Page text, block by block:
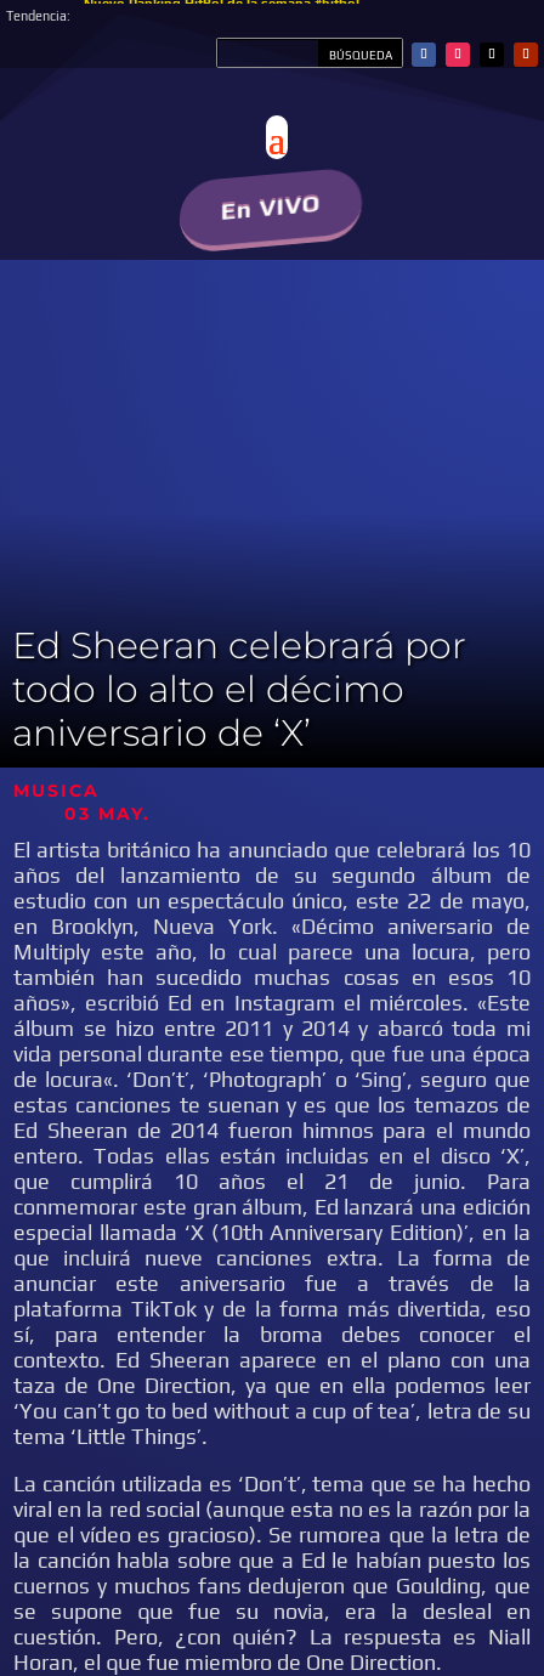
Tendencia:
Nuevo Ranking HitBol de la semana #hitbol
En VIVO
Ed Sheeran celebrará por
todo lo alto el décimo
aniversario de ‘X’
MUSICA
03 MAY.
El artista británico ha anunciado que celebrará los 10
años del lanzamiento de su segundo álbum de
estudio con un espectáculo único, este 22 de mayo,
en Brooklyn, Nueva York. «Décimo aniversario de
Multiply este año, lo cual parece una locura, pero
también han sucedido muchas cosas en esos 10
años», escribió Ed en Instagram el miércoles. «Este
álbum se hizo entre 2011 y 2014 y abarcó toda mi
vida personal durante ese tiempo, que fue una época
de locura«. ‘Don’t’, ‘Photograph’ o ‘Sing’, seguro que
estas canciones te suenan y es que los temazos de
Ed Sheeran de 2014 fueron himnos para el mundo
entero. Todas ellas están incluidas en el disco ‘X’,
que cumplirá 10 años el 21 de junio. Para
conmemorar este gran álbum, Ed lanzará una edición
especial llamada ‘X (10th Anniversary Edition)’, en la
que incluirá nueve canciones extra. La forma de
anunciar este aniversario fue a través de la
plataforma TikTok y de la forma más divertida, eso
sí, para entender la broma debes conocer el
contexto. Ed Sheeran aparece en el plano con una
taza de One Direction, ya que en ella podemos leer
‘You can’t go to bed without a cup of tea’, letra de su
tema ‘Little Things’.
La canción utilizada es ‘Don’t’, tema que se ha hecho
viral en la red social (aunque esta no es la razón por la
que el vídeo es gracioso). Se rumorea que la letra de
la canción habla sobre que a Ed le habían puesto los
cuernos y muchos fans dedujeron que Goulding, que
se supone que fue su novia, era la desleal en
cuestión. Pero, ¿con quién? La respuesta es Niall
Horan, el que fue miembro de One Direction.